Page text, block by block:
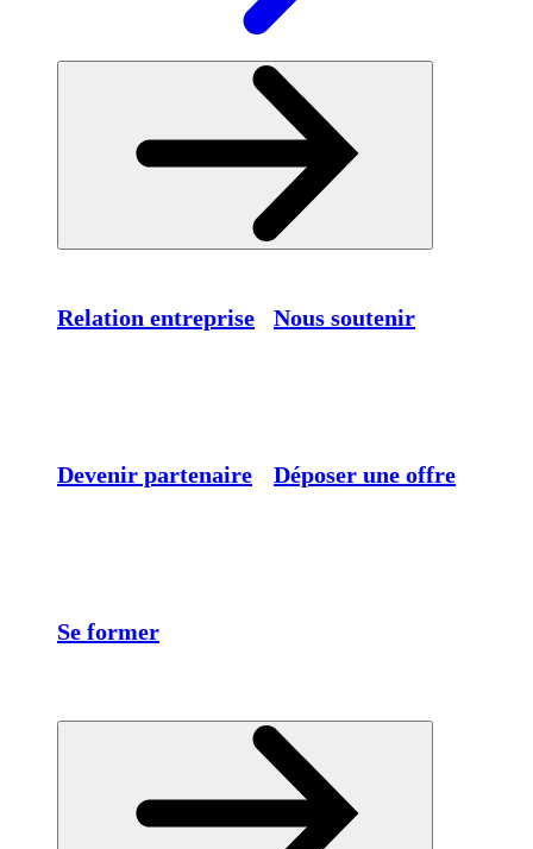
Relation entreprise Nous soutenir
Devenir partenaire Déposer une offre
Se former